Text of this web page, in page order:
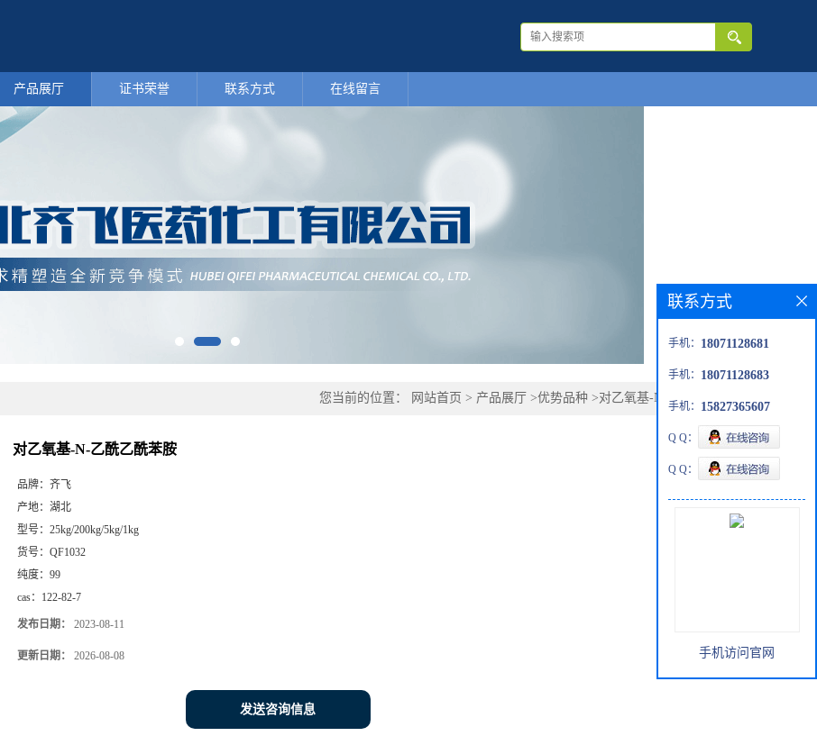
产品展厅 证书荣誉 联系方式 在线留言
您当前的位置： 网站首页 > 产品展厅 >优势品种 >对乙氧基-N-乙酰乙酰苯胺
对乙氧基-N-乙酰乙酰苯胺
品牌： 齐飞
产地： 湖北
型号： 25kg/200kg/5kg/1kg
货号： QF1032
纯度： 99
cas： 122-82-7
发布日期： 2023-08-11
更新日期： 2026-08-08
发送咨询信息
联系方式
手机： 18071128681
手机： 18071128683
手机： 15827365607
Q Q：
Q Q：
手机访问官网